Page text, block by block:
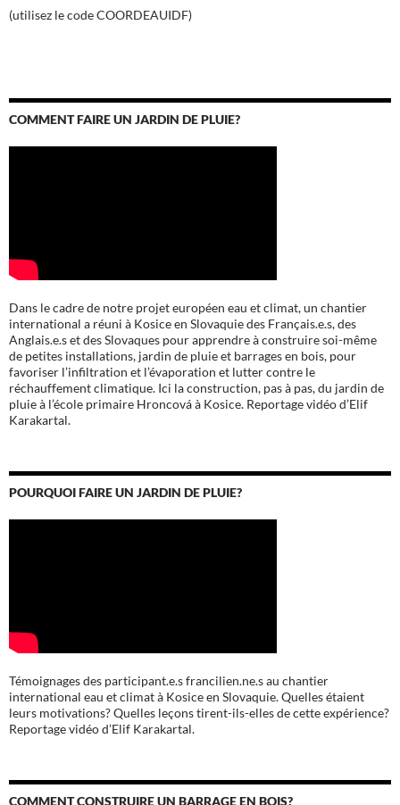
(utilisez le code COORDEAUIDF)
COMMENT FAIRE UN JARDIN DE PLUIE?
Dans le cadre de notre projet européen eau et climat, un chantier
international a réuni à Kosice en Slovaquie des Français.e.s, des
Anglais.e.s et des Slovaques pour apprendre à construire soi-même
de petites installations, jardin de pluie et barrages en bois, pour
favoriser l’infiltration et l’évaporation et lutter contre le
réchauffement climatique. Ici la construction, pas à pas, du jardin de
pluie à l’école primaire Hroncová à Kosice. Reportage vidéo d’Elif
Karakartal.
POURQUOI FAIRE UN JARDIN DE PLUIE?
Témoignages des participant.e.s francilien.ne.s au chantier
international eau et climat à Kosice en Slovaquie. Quelles étaient
leurs motivations? Quelles leçons tirent-ils-elles de cette expérience?
Reportage vidéo d’Elif Karakartal.
COMMENT CONSTRUIRE UN BARRAGE EN BOIS?